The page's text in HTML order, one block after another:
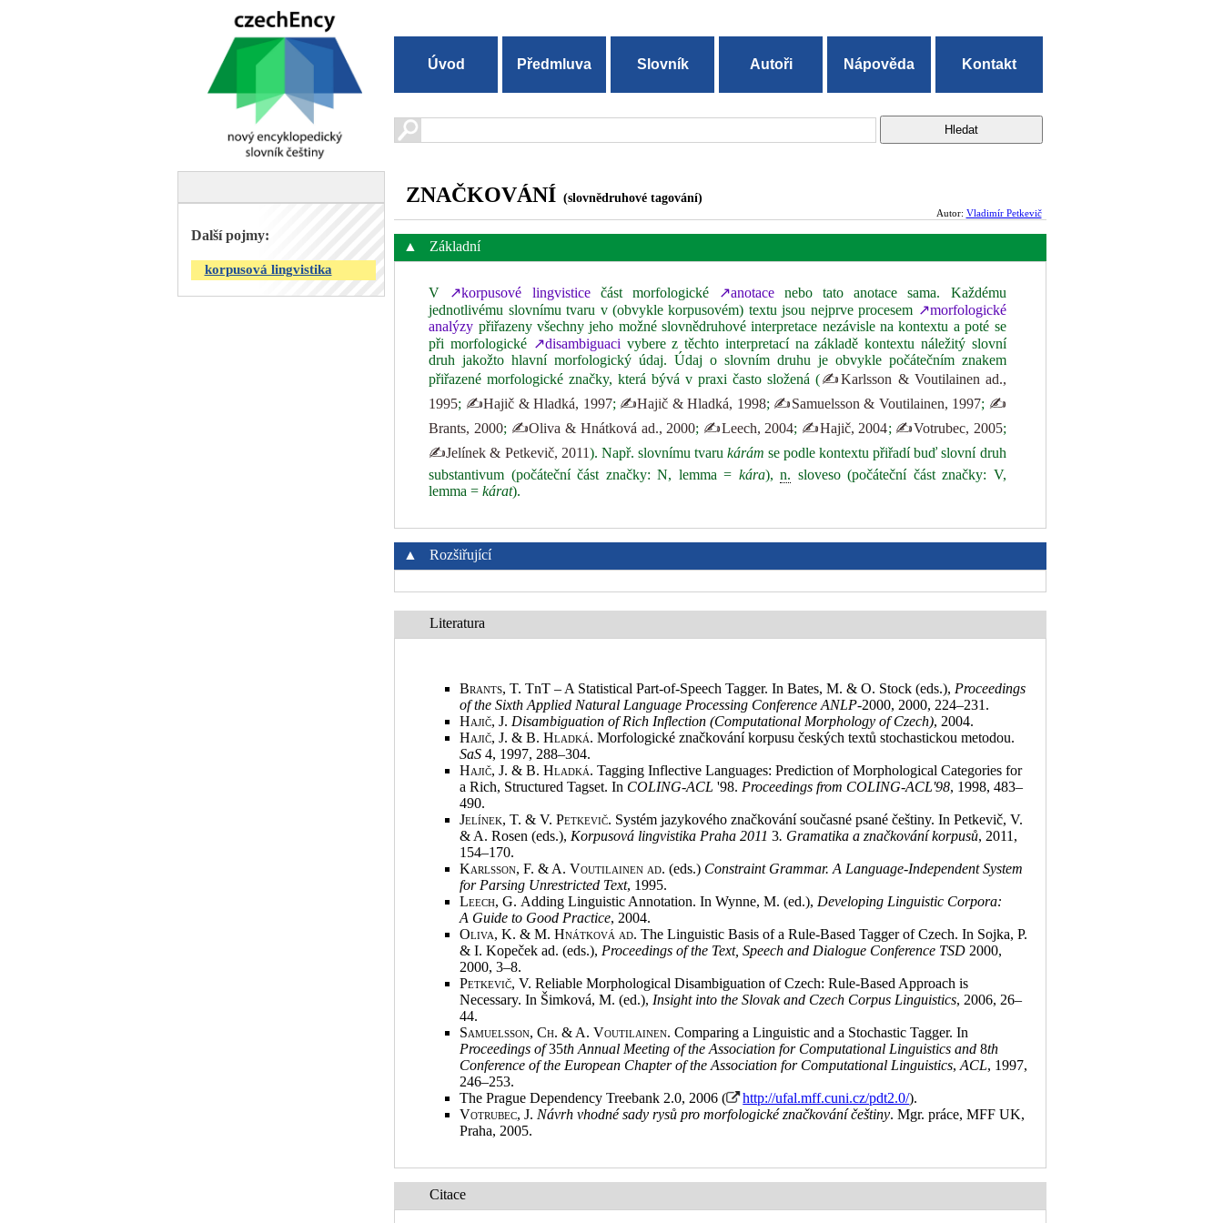
Úvod Předmluva Slovník Autoři Nápověda Kontakt
ZNAČKOVÁNÍ (slovnědruhové tagování)
Autor: Vladimír Petkevič
▲ Základní
V ↗korpusové lingvisticečást morfologické ↗anotacenebo tato anotace sama. Každému
jednotlivému slovnímu tvaru v (obvykle korpusovém) textu jsou nejprve procesem ↗morfologické
analýzy přiřazeny všechny jeho možné slovnědruhové interpretace nezávisle na kontextu a poté se
při morfologické ↗disambiguaci vybere z těchto interpretací na základě kontextu náležitý slovní
druh jakožto hlavní morfologický údaj. Údaj o slovním druhu je obvykle počátečním znakem
přiřazené morfologické značky, která bývá v praxi často složená (✍Karlsson & Voutilainen ad.,
1995; ✍Hajič & Hladká, 1997; ✍Hajič & Hladká, 1998; ✍Samuelsson & Voutilainen, 1997; ✍
Brants, 2000; ✍Oliva & Hnátková ad., 2000; ✍Leech, 2004; ✍Hajič, 2004; ✍Votrubec, 2005;
✍Jelínek & Petkevič, 2011). Např. slovnímu tvaru kárám se podle kontextu přiřadí buď slovní druh
substantivum (počáteční část značky: N, lemma = kára),n. sloveso (počáteční část značky: V,
lemma =kárat).
▲ Rozšiřující
Literatura
Brants, T.TnT – A Statistical Part-of-Speech Tagger. In Bates, M. & O. Stock (eds.), Proceedings
of the Sixth Applied Natural Language Processing Conference ANLP-2000, 2000, 224–231 .
Hajič, J. Disambiguation of Rich Inflection (Computational Morphology of Czech), 2004.
Hajič, J. & B. Hladká. Morfologické značkování korpusu českých textů stochastickou metodou.
SaS 4, 1997, 288–304.
Hajič, J. & B. Hladká. Tagging Inflective Languages: Prediction of Morphological Categories for
a Rich, Structured Tagset. In COLING-ACL '98. Proceedings from COLING-ACL'98, 1998, 483–
490.
Jelínek, T. & V. Petkevič. Systém jazykového značkování současné psané češtiny. In Petkevič, V.
& A. Rosen (eds.), Korpusová lingvistika Praha 2011 3. Gramatika a značkování korpusů, 2011,
154–170.
Karlsson, F. & A. Voutilainen ad. (eds.) Constraint Grammar. A Language-Independent System
for Parsing Unrestricted Text, 1995.
Leech, G. Adding Linguistic Annotation. In Wynne, M. (ed.), Developing Linguistic Corpora:
A Guide to Good Practice, 2004.
Oliva, K. & M. Hnátková ad. The Linguistic Basis of a Rule-Based Tagger of Czech. In Sojka, P.
& I. Kopeček ad. (eds.), Proceedings of the Text, Speech and Dialogue Conference TSD 2000,
2000, 3–8.
Petkevič, V.Reliable Morphological Disambiguation of Czech: Rule-Based Approach is
Necessary. In Šimková, M. (ed.), Insight into the Slovak and Czech Corpus Linguistics, 2006, 26–
44.
Samuelsson, Ch. & A. Voutilainen. Comparing a Linguistic and a Stochastic Tagger. In
Proceedings of35th Annual Meeting of the Association for Computational Linguistics and 8th
Conference of the European Chapter of the Association for Computational Linguistics,ACL, 1997,
246–253.
The Prague Dependency Treebank 2.0, 2006 (
http://ufal.mff.cuni.cz/pdt2.0/).
Votrubec, J. Návrh vhodné sady rysů pro morfologické značkování češtiny. Mgr. práce, MFF UK,
Praha, 2005.
Citace
Další pojmy:
korpusová lingvistika